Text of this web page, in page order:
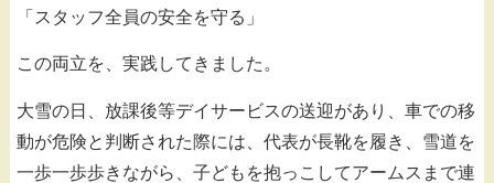
「スタッフ全員の安全を守る」
この両立を、実践してきました。
大雪の日、放課後等デイサービスの送迎があり、車での移
動が危険と判断された際には、代表が長靴を履き、雪道を
一歩一歩歩きながら、子どもを抱っこしてアームスまで連